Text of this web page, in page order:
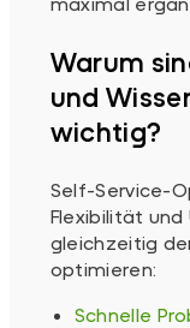
Warum
und
wichtig?
Self-Service-
Flexibilität
gleichzeitig
optimieren:
Schnelle